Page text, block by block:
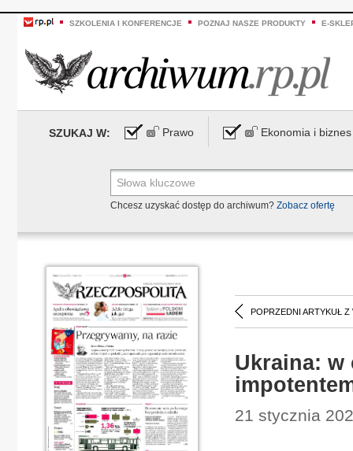
SZKOLENIA I KONFERENCJE POZNAJ NASZE PRODUKTY E-
SZUKAJ W: Prawo Ekonomia i biznes
Chcesz uzyskać dostęp do archiwum? Zobacz ofertę
POPRZEDNI ARTYKUŁ Z
Ukraina: w
21 stycznia